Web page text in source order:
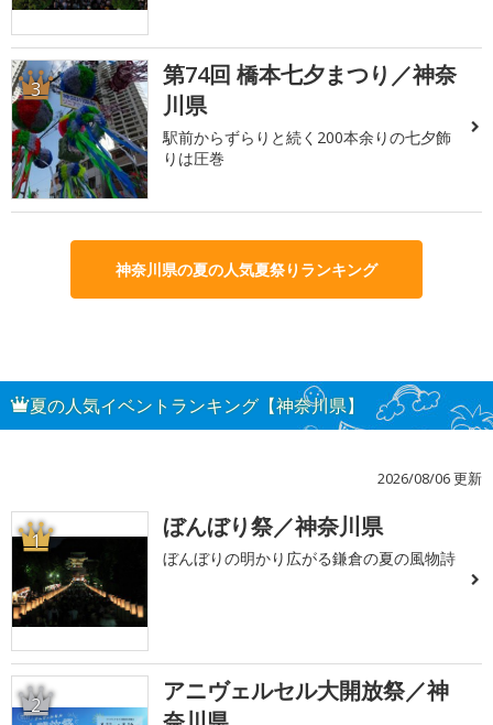
3
第74回 橋本七夕まつり／神奈
川県
駅前からずらりと続く200本余りの七夕飾
りは圧巻
神奈川県の夏の人気夏祭りランキング
夏の人気イベントランキング【神奈川県】
2026/08/06 更新
1 ぼんぼり祭／神奈川県
ぼんぼりの明かり広がる鎌倉の夏の風物詩
2
アニヴェルセル大開放祭／神